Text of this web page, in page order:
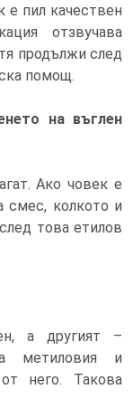
е пил качествен
отзвучава
продължи след
помощ.
на въглен
Ако човек е
смес, колкото и
това етилов
а другият –
метиловия и
него. Такова